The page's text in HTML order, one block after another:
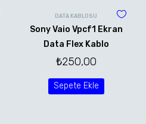
DATA KABLOSU
Sony Vaio Vpcf1 Ekran
Data Flex Kablo
₺250,00
Sepete Ekle